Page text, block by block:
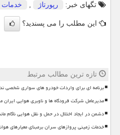
تگهای خبر:
رپورتاژ خدمات
این مطلب را می پسندید؟
تازه ترین مطالب مرتبط
برنامه ای برای واردات خودرو های سواری شخصی
مدیرعامل شرکت فرودگاه ها و ناوبری هوایی
دشمن در ایجاد اختلال در حمل و نقل هوایی ناکام
خدمات زمینی پروازهای سران برمبنای معیارهای